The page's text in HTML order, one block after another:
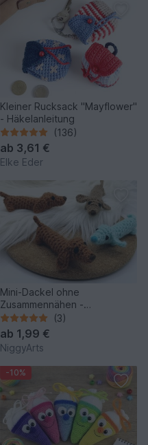
Kleiner Rucksack "Mayflower"
- Häkelanleitung
(136)
ab 3,61 €
Elke Eder
Mini-Dackel ohne
Zusammennähen -
Häkelanleitung von NiggyArts
(3)
ab 1,99 €
NiggyArts
-10%